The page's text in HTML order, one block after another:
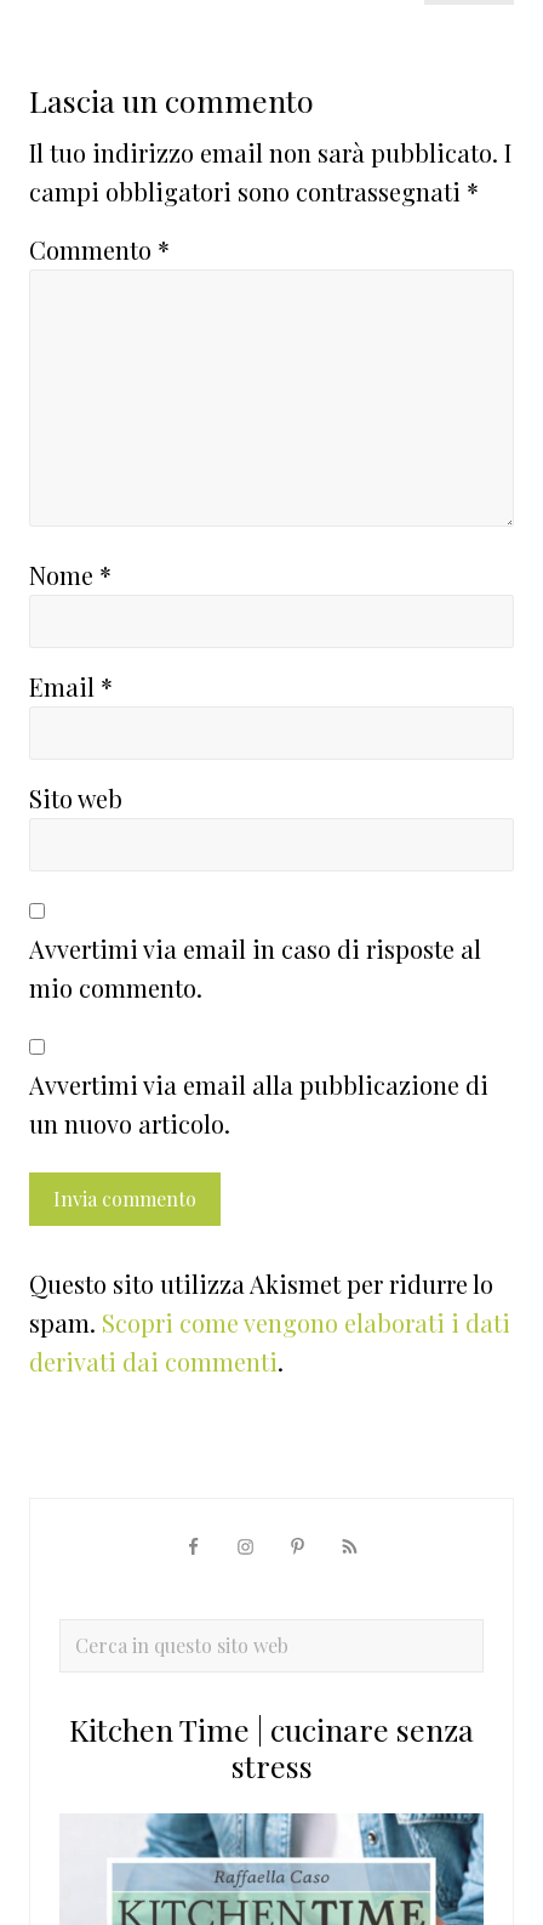
Lascia un commento
Il tuo indirizzo email non sarà pubblicato. I
campi obbligatori sono contrassegnati *
Commento *
Nome *
Email *
Sito web
Avvertimi via email in caso di risposte al
mio commento.
Avvertimi via email alla pubblicazione di
un nuovo articolo.
Questo sito utilizza Akismet per ridurre lo
spam. Scopri come vengono elaborati i dati
derivati dai commenti.
primaria
Cerca
sito
Kitchen Time | cucinare senza
stress